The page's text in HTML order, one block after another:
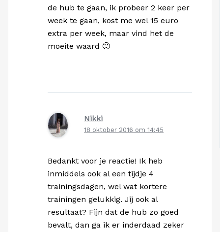
de hub te gaan, ik probeer 2 keer per
week te gaan, kost me wel 15 euro
extra per week, maar vind het de
moeite waard 🙂
Nikki
18 oktober 2016 om 14:45
Bedankt voor je reactie! Ik heb
inmiddels ook al een tijdje 4
trainingsdagen, wel wat kortere
trainingen gelukkig. Jij ook al
resultaat? Fijn dat de hub zo goed
bevalt, dan ga ik er inderdaad zeker